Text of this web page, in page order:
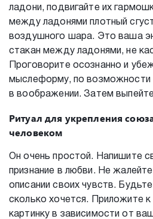
ладони, подвигайте их
между ладонями плотный
воздушного шара. Это ваша
стакан между ладонями, не
Проговорите осознанно и
мыслеформу, по возможности
в воображении. Затем
Ритуал для укрепления
человеком
Он очень простой. Напишите
признание в любви. Не жалейте
описании своих чувств.
сколько хочется. Приложите к
картинку в зависимости от